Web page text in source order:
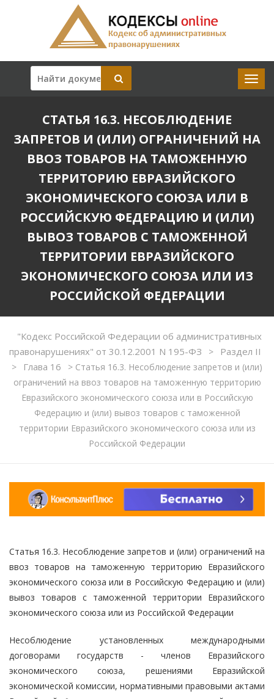
СТАТЬЯ 16.3. НЕСОБЛЮДЕНИЕ
ЗАПРЕТОВ И (ИЛИ) ОГРАНИЧЕНИЙ НА
ВВОЗ ТОВАРОВ НА ТАМОЖЕННУЮ
ТЕРРИТОРИЮ ЕВРАЗИЙСКОГО
ЭКОНОМИЧЕСКОГО СОЮЗА ИЛИ В
РОССИЙСКУЮ ФЕДЕРАЦИЮ И (ИЛИ)
ВЫВОЗ ТОВАРОВ С ТАМОЖЕННОЙ
ТЕРРИТОРИИ ЕВРАЗИЙСКОГО
ЭКОНОМИЧЕСКОГО СОЮЗА ИЛИ ИЗ
РОССИЙСКОЙ ФЕДЕРАЦИИ
"Кодекс Российской Федерации об административных
правонарушениях" от 30.12.2001 N 195-ФЗ
> Раздел II
> Глава 16 > Статья 16.3. Несоблюдение запретов и (или)
ограничений на ввоз товаров на таможенную территорию
Евразийского экономического союза или в Российскую
Федерацию и (или) вывоз товаров с таможенной
территории Евразийского экономического союза или из
Российской Федерации
Статья 16.3. Несоблюдение запретов и (или) ограничений на
ввоз товаров на таможенную территорию Евразийского
экономического союза или в Российскую Федерацию и (или)
вывоз товаров с таможенной территории Евразийского
экономического союза или из Российской Федерации
Несоблюдение установленных международными
договорами государств - членов Евразийского
экономического союза, решениями Евразийской
экономической комиссии, нормативными правовыми актами